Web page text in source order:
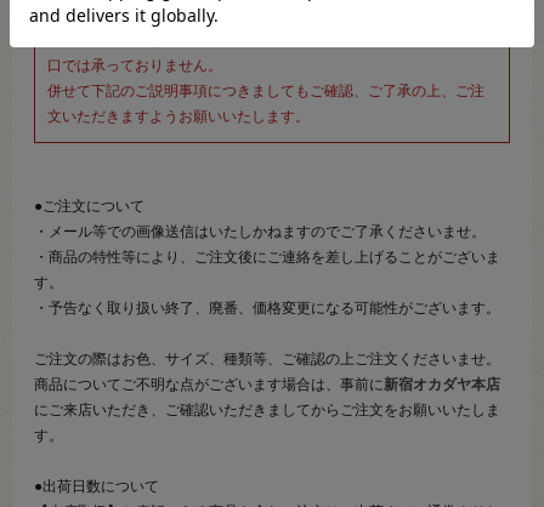
そのため、商品画像および詳細は記載しておりません。
口では承っておりません。
併せて下記のご説明事項につきましてもご確認、ご了承の上、ご注
文いただきますようお願いいたします。
●ご注文について
・メール等での画像送信はいたしかねますのでご了承くださいませ。
・商品の特性等により、ご注文後にご連絡を差し上げることがございま
す。
・予告なく取り扱い終了、廃番、価格変更になる可能性がございます。
ご注文の際はお色、サイズ、種類等、ご確認の上ご注文くださいませ。
商品についてご不明な点がございます場合は、事前に新宿オカダヤ本店
にご来店いただき、ご確認いただきましてからご注文をお願いいたしま
す。
●出荷日数について